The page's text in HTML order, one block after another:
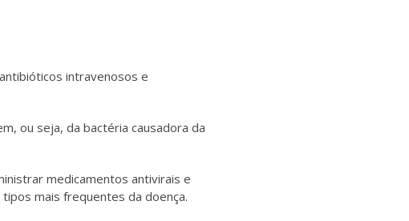
intravenosos e
ou seja, da bactéria causadora da
medicamentos antivirais e
mais frequentes da doença.